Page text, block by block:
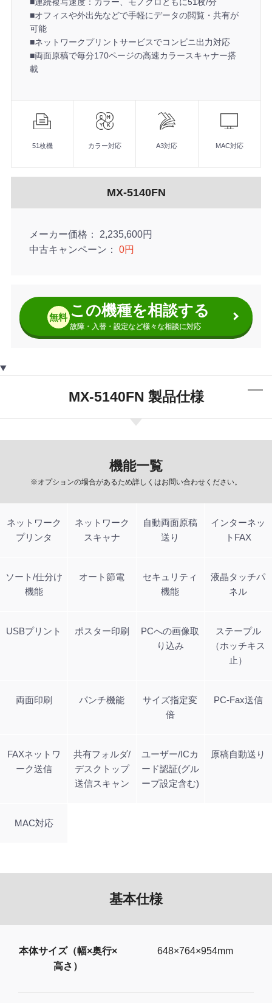
■オフィスや外出先などで手軽にデータの閲覧・共有が
可能
■ネットワークプリントサービスでコンビニ出力対応
■両面原稿で毎分170ページの高速カラースキャナー搭
載
51枚機 カラー対応 A3対応 MAC対応
MX-5140FN
メーカー価格
2,235,600円
中古キャンペーン
0円
無料 この機種を相談する
故障・入替・設定など様々な相談に対応
MX-5140FN 製品仕様
機能一覧
※オプションの場合があるため詳しくはお問い合わせください。
ネットワーク
プリンタ
ネットワーク
スキャナ
自動両面原稿
送り
インターネッ
トFAX
ソート/仕分け
機能
オート節電
セキュリティ
機能
液晶タッチパ
ネル
USBプリント ポスター印刷
PCへの画像取
り込み
ステープル
（ホッチキス
止）
両面印刷 パンチ機能
サイズ指定変
倍
PC-Fax送信
FAXネットワ
ーク送信
共有フォルダ/
デスクトップ
送信スキャン
ユーザー/ICカ
ード認証(グル
ープ設定含む)
原稿自動送り
MAC対応
基本仕様
本体サイズ（幅×奥行×
高さ）
648×764×954mm